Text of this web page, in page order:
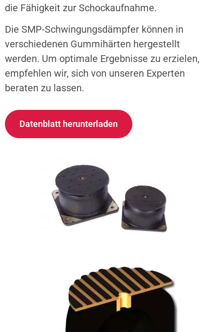
die Fähigkeit zur Schockaufnahme.
Die SMP-Schwingungsdämpfer können in
verschiedenen Gummihärten hergestellt
werden. Um optimale Ergebnisse zu erzielen,
empfehlen wir, sich von unseren Experten
beraten zu lassen.
Datenblatt herunterladen